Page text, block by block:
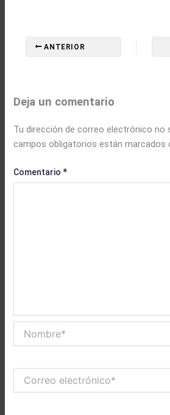
ANTERIOR
Deja un comentario
Tu dirección de correo electrónico no
campos obligatorios están
Comentario*
electrónico*